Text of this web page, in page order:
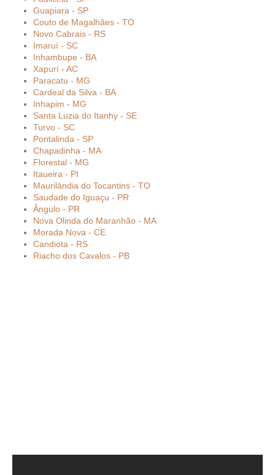
Guapiara - SP
Couto de Magalhães - TO
Novo Cabrais - RS
Imaruí - SC
Inhambupe - BA
Xapurí - AC
Paracatu - MG
Cardeal da Silva - BA
Inhapim - MG
Santa Luzia do Itanhy - SE
Turvo - SC
Pontalinda - SP
Chapadinha - MA
Florestal - MG
Itaueira - PI
Maurilândia do Tocantins - TO
Saudade do Iguaçu - PR
Ângulo - PR
Nova Olinda do Maranhão - MA
Morada Nova - CE
Candiota - RS
Riacho dos Cavalos - PB